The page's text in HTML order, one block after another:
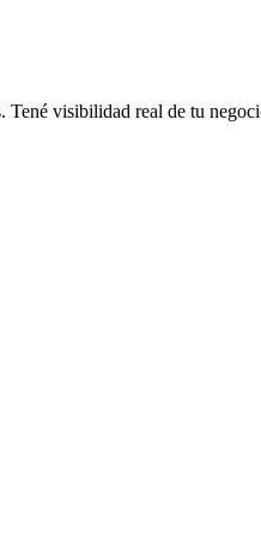
Tené visibilidad real de tu